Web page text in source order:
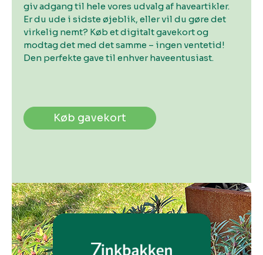
giv adgang til hele vores udvalg af haveartikler.
Er du ude i sidste øjeblik, eller vil du gøre det
virkelig nemt? Køb et digitalt gavekort og
modtag det med det samme – ingen ventetid!
Den perfekte gave til enhver haveentusiast.
Køb gavekort